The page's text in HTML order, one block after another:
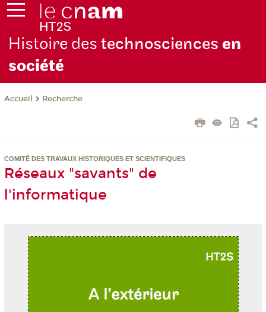
Histoire des technosciences en
société
Accueil Recherche
COMITÉ DES TRAVAUX HISTORIQUES ET SCIENTIFIQUES
Réseaux "savants" de
l'informatique